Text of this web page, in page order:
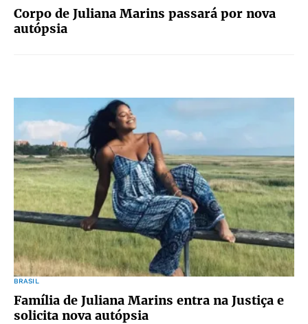
Corpo de Juliana Marins passará por nova
autópsia
BRASIL
Família de Juliana Marins entra na Justiça e
solicita nova autópsia